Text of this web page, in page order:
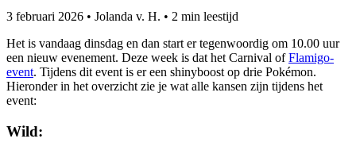
3 februari 2026 • Jolanda v. H. • 2 min leestijd
Het is vandaag dinsdag en dan start er tegenwoordig om 10.00 uur
een nieuw evenement. Deze week is dat het Carnival ofFlamigo-
event. Tijdens dit event is er een shinyboost op drie Pokémon.
Hieronder in het overzicht zie je wat alle kansen zijn tijdens het
event:
Wild: